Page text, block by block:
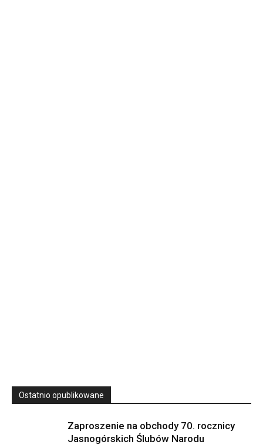
Ostatnio opublikowane
Zaproszenie na obchody 70. rocznicy
Jasnogórskich Ślubów Narodu